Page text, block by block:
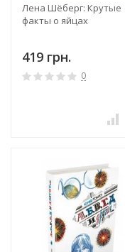
Лена Шёберг: Крутые
факты о яйцах
419 грн.
0